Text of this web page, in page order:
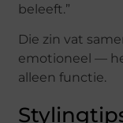
beleeft.”
Die zin vat
emotioneel —
alleen functie.